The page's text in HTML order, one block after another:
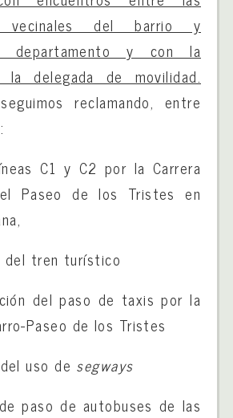
vecinales del barrio y
departamento y con la
la delegada de movilidad.
reclamando, entre
C1 y C2 por la Carrera
Paseo de los Tristes en
del tren turístico
del paso de taxis por la
Paseo de los Tristes
uso de segways
paso de autobuses de las